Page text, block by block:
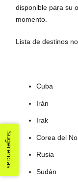
disponible para su
momento.
Lista de destinos
Cuba
Irán
Irak
Corea del
Rusia
Sudán
Sugerencias